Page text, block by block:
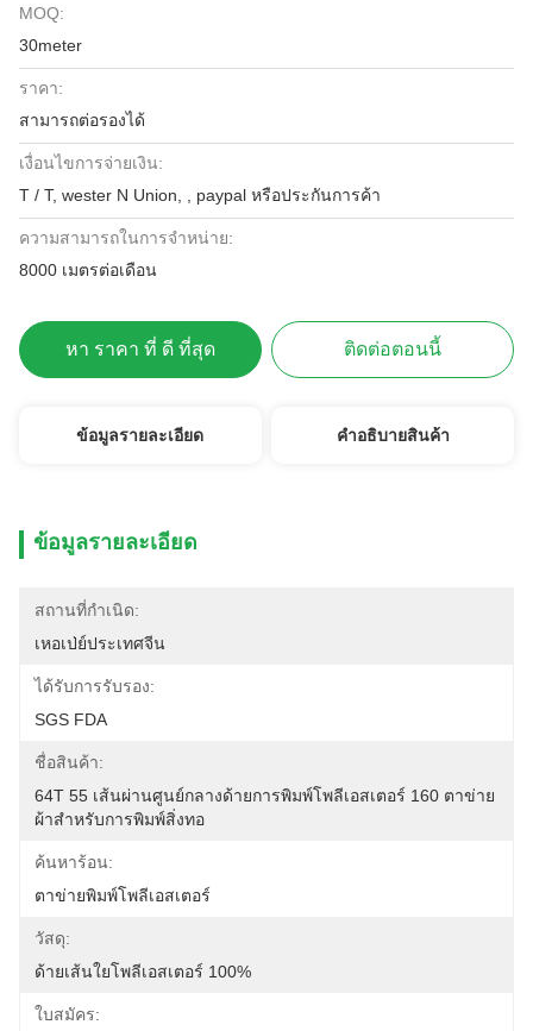
MOQ:
30meter
ราคา:
สามารถต่อรองได้
เงื่อนไขการจ่ายเงิน:
T / T, wester N Union, , paypal หรือประกันการค้า
ความสามารถในการจําหน่าย:
8000 เมตรต่อเดือน
หา ราคา ที่ ดี ที่สุด ติดต่อตอนนี้
ข้อมูลรายละเอียด คําอธิบายสินค้า
ข้อมูลรายละเอียด
สถานที่กำเนิด:
เหอเป่ย์ประเทศจีน
ได้รับการรับรอง:
SGS FDA
ชื่อสินค้า:
64T 55 เส้นผ่านศูนย์กลางด้ายการพิมพ์โพลีเอสเตอร์ 160 ตาข่าย
ผ้าสำหรับการพิมพ์สิ่งทอ
ค้นหาร้อน:
ตาข่ายพิมพ์โพลีเอสเตอร์
วัสดุ:
ด้ายเส้นใยโพลีเอสเตอร์ 100%
ใบสมัคร: